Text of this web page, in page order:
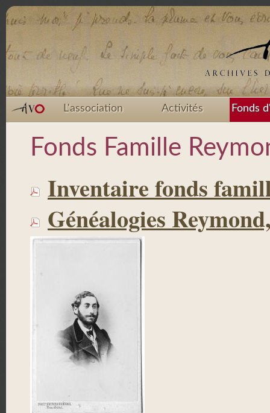
L'association Activités Fonds
Fonds Famille
Inventaire fonds
Généalogies